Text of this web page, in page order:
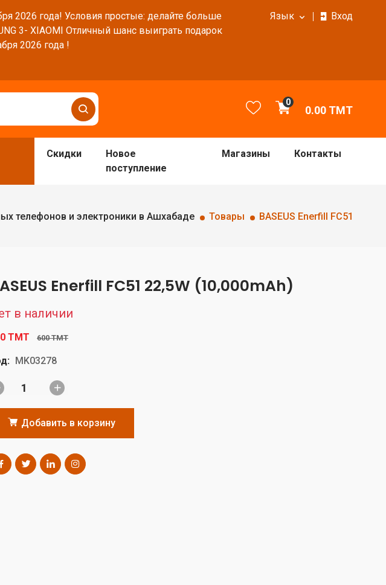
2026 года! Условия простые: делайте больше
3- XIAOMI Отличный шанс выиграть подарок
2026 года !
Язык Вход
0
0.00 TMT
Скидки
Новое
поступление
Магазины Контакты
телефонов и электроники в Ашхабаде Товары BASEUS Enerfill FC51
Enerfill FC51 22,5W (10,000mAh)
в наличии
TMT 600 TMT
MK03278
Добавить в корзину